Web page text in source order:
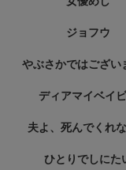
ジョフウ
やぶさかではござい
ディアマイベイ
夫よ、死んでくれ
ひとりでしにた